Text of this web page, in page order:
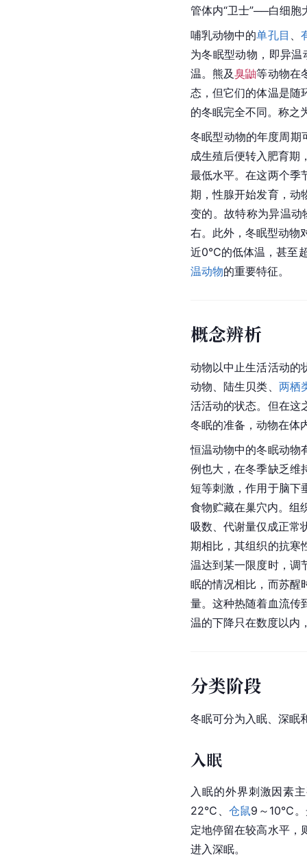
管体内“卫士”──白细
哺乳动物中的单孔目
为冬眠型动物，即异
温。熊及臭鼬等动物在
态，但它们的体温是随
的冬眠完全不同。称之
冬眠型动物的年度周期
成生殖后便转入肥育期
最低水平。在这两个季
期，性腺开始发育，动
变的。故特称为异温
右。此外，冬眠型动
近0℃的低体温，甚至
温动物的重要特征。
概念辨析
动物以中止生活活动的
动物 、陆生贝类、 两栖
活活动的状态。但在这
冬眠的准备，动物在体
恒温动物中的冬眠动物
例也大，在冬季缺乏维
短等刺激，作用于脑
食物贮藏在巢穴内。组
吸数、代谢量仅成正常
期相比，其组织的抗寒
温达到某一限度时，调
眠的情况相比，而苏醒
量。这种热随着血流传
温的下降只在数度以内
分类阶段
冬眠可分为入眠、深眠
入眠
入眠的外界刺激因素
22℃、 仓鼠9～10℃。
定地停留在较高水平，
进入深眠。